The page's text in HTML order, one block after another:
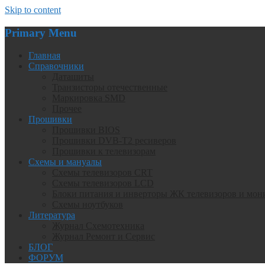
Skip to content
Primary Menu
Главная
Справочники
Прошивки
Схемы и мануалы
Литература
БЛОГ
ФОРУМ